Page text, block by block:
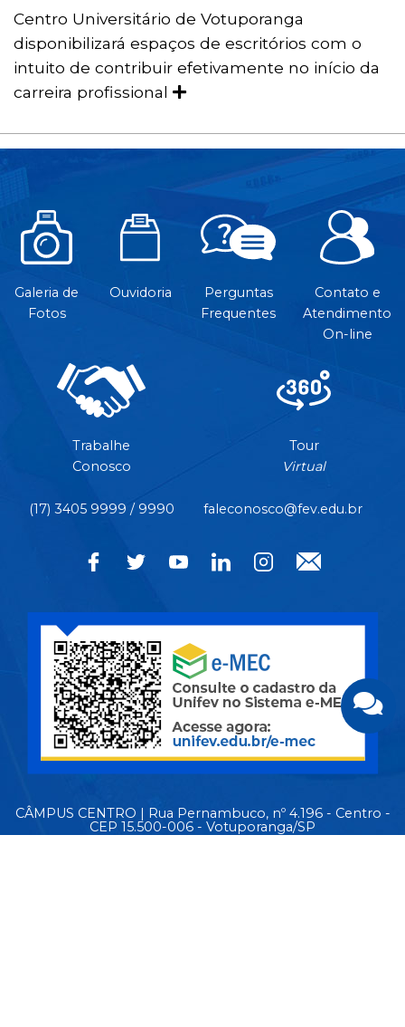
Centro Universitário de Votuporanga
disponibilizará espaços de escritórios com o
intuito de contribuir efetivamente no início da
carreira profissional
Galeria de
Fotos
Ouvidoria
Perguntas
Frequentes
Contato e
Atendimento
On-line
Trabalhe
Conosco
Tour
Virtual
(17) 3405 9999 / 9990 faleconosco@fev.edu.br
CÂMPUS CENTRO | Rua Pernambuco, nº 4.196 - Centro -
CEP 15.500-006 - Votuporanga/SP